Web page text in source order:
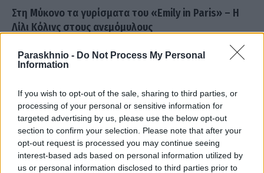
Paraskhnio - Do Not Process My Personal
Information
If you wish to opt-out of the sale, sharing to third parties, or
processing of your personal or sensitive information for
targeted advertising by us, please use the below opt-out
section to confirm your selection. Please note that after your
opt-out request is processed you may continue seeing
interest-based ads based on personal information utilized by
us or personal information disclosed to third parties prior to
Στη Μύκονο τα γυρίσματα του «Emily in Paris» – Η
Λίλι Κόλινς στους ανεμόμυλους
Στο νησί των Ανέμων συνεχίζεται η παραγωγή της επιτυχημένης
προετοιμασίες και δύο…